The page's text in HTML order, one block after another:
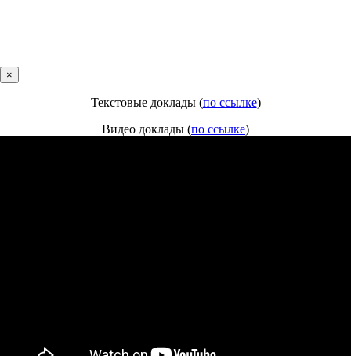
×
Текстовые доклады (по ссылке)
Видео доклады (по ссылке)